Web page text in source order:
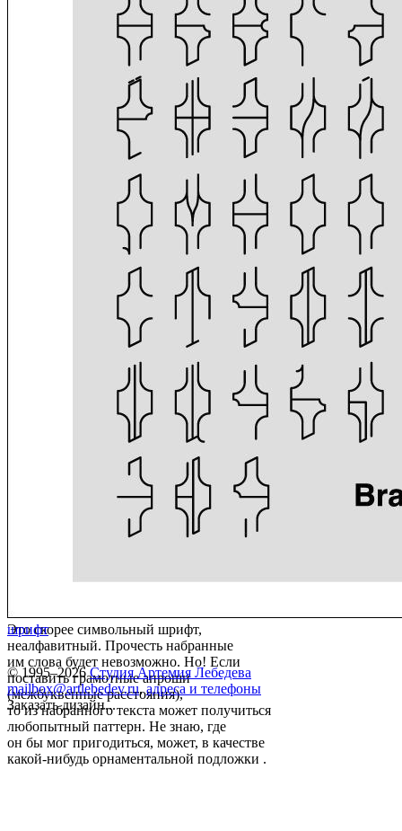
Это скорее символьный шрифт,
неалфавитный. Прочесть набранные
им слова будет невозможно. Но! Если
поставить грамотные апроши
(межбуквенные расстояния),
то из набранного текста может получиться
любопытный паттерн. Не знаю, где
он бы мог пригодиться, может, в качестве
какой-нибудь орнаментальной подложки .
шрифт
© 1995–2026 Студия Артемия Лебедева
mailbox@artlebedev.ru, адреса и телефоны
Заказать дизайн...